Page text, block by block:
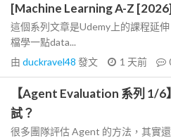
[Machine Learning A-Z
這個系列文章是Udemy上的課程延
檔學一點data...
由 duckravel48 發文 1 天前
【Agent Evaluation 系列 1/
試？
很多團隊評估 Agent 的方法，其實